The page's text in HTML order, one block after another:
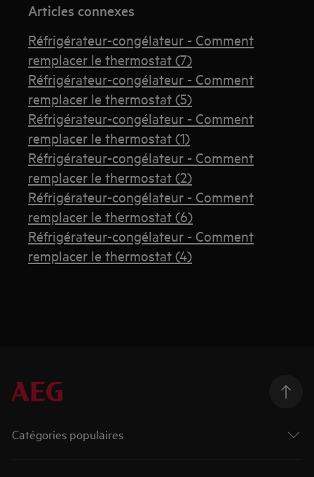
Articles connexes
Réfrigérateur-congélateur - Comment
remplacer le thermostat (7)
Réfrigérateur-congélateur - Comment
remplacer le thermostat (5)
Réfrigérateur-congélateur - Comment
remplacer le thermostat (1)
Réfrigérateur-congélateur - Comment
remplacer le thermostat (2)
Réfrigérateur-congélateur - Comment
remplacer le thermostat (6)
Réfrigérateur-congélateur - Comment
remplacer le thermostat (4)
Catégories populaires